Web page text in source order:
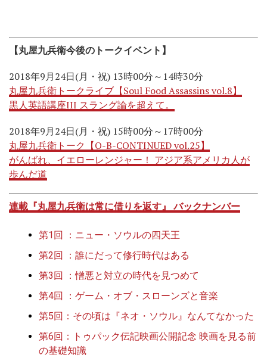
【丸屋九兵衛今後のトークイベント】
2018年9月24日(月・祝) 13時00分～14時30分
丸屋九兵衛トークライブ【Soul Food Assassins vol.8】
黒人英語講座III スラング論を超えて。
2018年9月24日(月・祝) 15時00分～17時00分
丸屋九兵衛トーク【Q-B-CONTINUED vol.25】
がんばれ、イエローレンジャー！ アジア系アメリカ人が
歩んだ道
連載『丸屋九兵衛は常に借りを返す』 バックナンバー
第1回 ：ニュー・ソウルの四天王
第2回 ：誰にだって修行時代はある
第3回 ：憎悪と対立の時代を見つめて
第4回 ：ゲーム・オブ・スローンズと音楽
第5回：その頃は『ネオ・ソウル』なんてなかった
第6回：トゥパック伝記映画公開記念 映画を見る前
の基礎知識